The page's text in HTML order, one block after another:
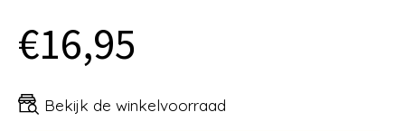
€16,95
Bekijk de winkelvoorraad